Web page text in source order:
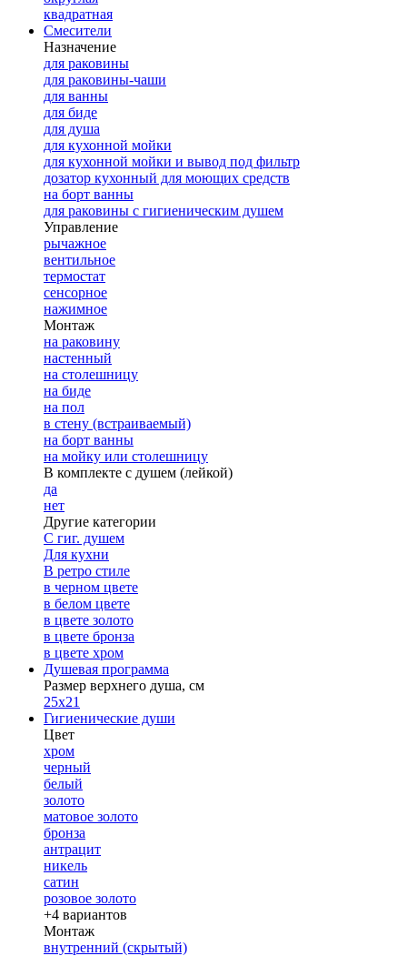
квадратная
Смесители
Назначение
для раковины
для раковины-чаши
для ванны
для биде
для душа
для кухонной мойки
для кухонной мойки и вывод под фильтр
дозатор кухонный для моющих средств
на борт ванны
для раковины с гигиеническим душем
Управление
рычажное
вентильное
термостат
сенсорное
нажимное
Монтаж
на раковину
настенный
на столешницу
на биде
на пол
в стену (встраиваемый)
на борт ванны
на мойку или столешницу
В комплекте с душем (лейкой)
да
нет
Другие категории
С гиг. душем
Для кухни
В ретро стиле
в черном цвете
в белом цвете
в цвете золото
в цвете бронза
в цвете хром
Душевая программа
Размер верхнего душа, см
25х21
Гигиенические души
Цвет
хром
черный
белый
золото
матовое золото
бронза
антрацит
никель
сатин
розовое золото
+4 вариантов
Монтаж
внутренний (скрытый)